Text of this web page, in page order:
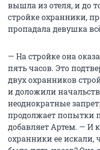
вышла из отеля, и до
стройке охранники,
пропадала девушка
— На стройке она
пять часов. Это
двух охранников
и доложили
неоднократные
продолжает попытки
добавляет Артем. — И
охранники ее искали,